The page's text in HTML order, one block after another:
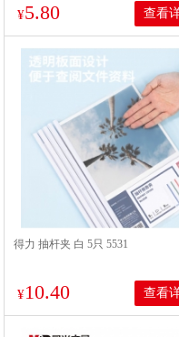
¥5.80 查看
得力 抽杆夹 白 5只 5531
¥10.40 查看